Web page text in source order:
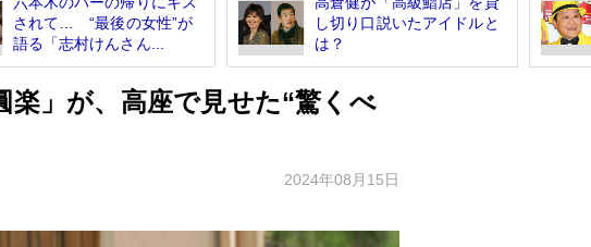
されて… “最後の女性”が
語る「志村けんさん...
し切り口説いたアイドルと
は？
楽」が、高座で見せた“驚くべ
2024年08月15日